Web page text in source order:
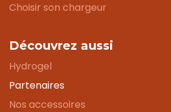
Choisir son chargeur
Découvrez aussi
Hydrogel
Partenaires
Nos accessoires